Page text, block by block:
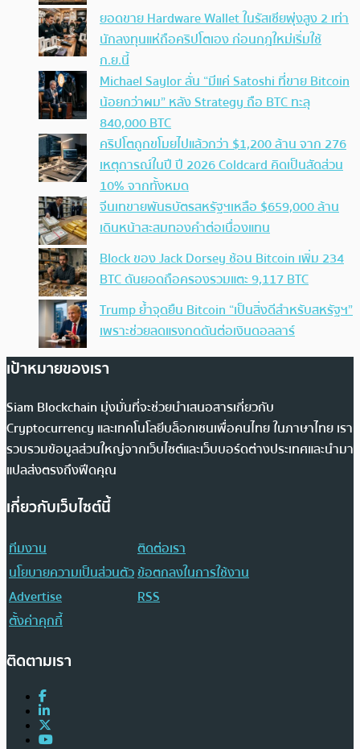
ยอดขาย Hardware Wallet ในรัสเซียพุ่งสูง 2 เท่า
นักลงทุนแห่ถือคริปโตเอง ก่อนกฎใหม่เริ่มใช้
ก.ย.นี้
Michael Saylor ลั่น “มีแค่ Satoshi ที่ขาย Bitcoin
น้อยกว่าผม” หลัง Strategy ถือ BTC ทะลุ
840,000 BTC
คริปโตถูกขโมยไปแล้วกว่า $1,200 ล้าน จาก 276
เหตุการณ์ในปี ปี 2026 Coldcard คิดเป็นสัดส่วน
10% จากทั้งหมด
จีนเทขายพันธบัตรสหรัฐฯเหลือ $659,000 ล้าน
เดินหน้าสะสมทองคำต่อเนื่องแทน
Block ของ Jack Dorsey ช้อน Bitcoin เพิ่ม 234
BTC ดันยอดถือครองรวมแตะ 9,117 BTC
Trump ย้ำจุดยืน Bitcoin “เป็นสิ่งดีสำหรับสหรัฐฯ”
เพราะช่วยลดแรงกดดันต่อเงินดอลลาร์
เป้าหมายของเรา
Siam Blockchain มุ่งมั่นที่จะช่วยนำเสนอสารเกี่ยวกับ
Cryptocurrency และเทคโนโลยีบล็อกเชนเพื่อคนไทย ในภาษาไทย เรา
รวบรวมข้อมูลส่วนใหญ่จากเว็บไซต์และเว็บบอร์ดต่างประเทศและนำมา
แปลส่งตรงถึงฟีดคุณ
เกี่ยวกับเว็บไซต์นี้
ทีมงาน
ติดต่อเรา
นโยบายความเป็นส่วนตัวข้อตกลงในการใช้งาน
Advertise
RSS
ตั้งค่าคุกกี้
ติดตามเรา